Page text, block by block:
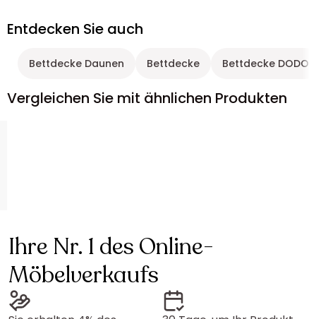
Entdecken Sie auch
Bettdecke Daunen Bettdecke Bettdecke DODO
Vergleichen Sie mit ähnlichen Produkten
Ihre Nr. 1 des Online-
Möbelverkaufs